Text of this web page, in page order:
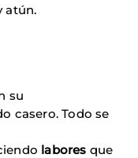
atún.
su
casero. Todo se
labores que